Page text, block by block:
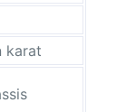
karat